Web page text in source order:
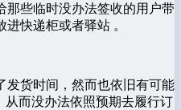
那些临时没办法签收的用户带
快递柜或者驿站 。
发货时间，然而也依旧有可能
从而没办法依照预期去履行订